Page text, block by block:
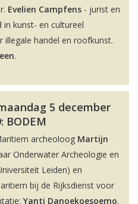
Evelien Campfens - jurist en
in kunst- en cultureel
handel en roofkunst.
.
5 december
BODEM
archeoloog Martijn
Onderwater Archeologie en
Leiden) en
bij de Rijksdienst voor
Yanti Danoekoesoemo.